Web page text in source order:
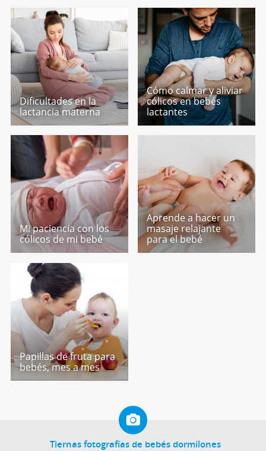
Dificultades en la
lactancia materna
Cómo calmar y aliviar
cólicos en bebés
lactantes
Mi paciencia con los
cólicos de mi bebé
Aprende a hacer un
masaje relajante
para el bebé
Papillas de fruta para
bebés, mes a mes
Tiernas fotografías de bebés dormilones